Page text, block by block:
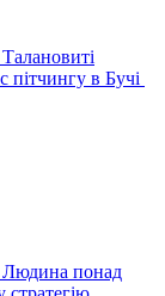
Талановиті
пітчингу в Бучі
Людина понад